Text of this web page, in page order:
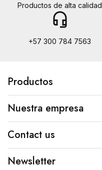
Productos de alta calidad
headset_mic
+57 300 784 7563
Productos
Nuestra empresa
Contact us
Newsletter